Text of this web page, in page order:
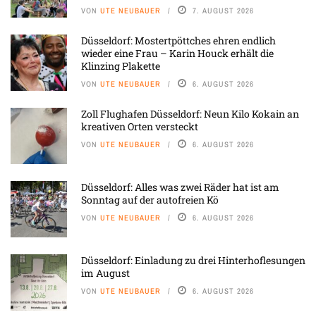
VON UTE NEUBAUER 7. AUGUST 2026
Düsseldorf: Mostertpöttches ehren endlich
wieder eine Frau – Karin Houck erhält die
Klinzing Plakette
VON UTE NEUBAUER 6. AUGUST 2026
Zoll Flughafen Düsseldorf: Neun Kilo Kokain an
kreativen Orten versteckt
VON UTE NEUBAUER 6. AUGUST 2026
Düsseldorf: Alles was zwei Räder hat ist am
Sonntag auf der autofreien Kö
VON UTE NEUBAUER 6. AUGUST 2026
Düsseldorf: Einladung zu drei Hinterhoflesungen
im August
VON UTE NEUBAUER 6. AUGUST 2026